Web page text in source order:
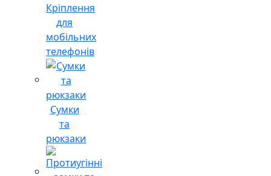
Кріплення
для
мобільних
телефонів
Сумки
та
рюкзаки